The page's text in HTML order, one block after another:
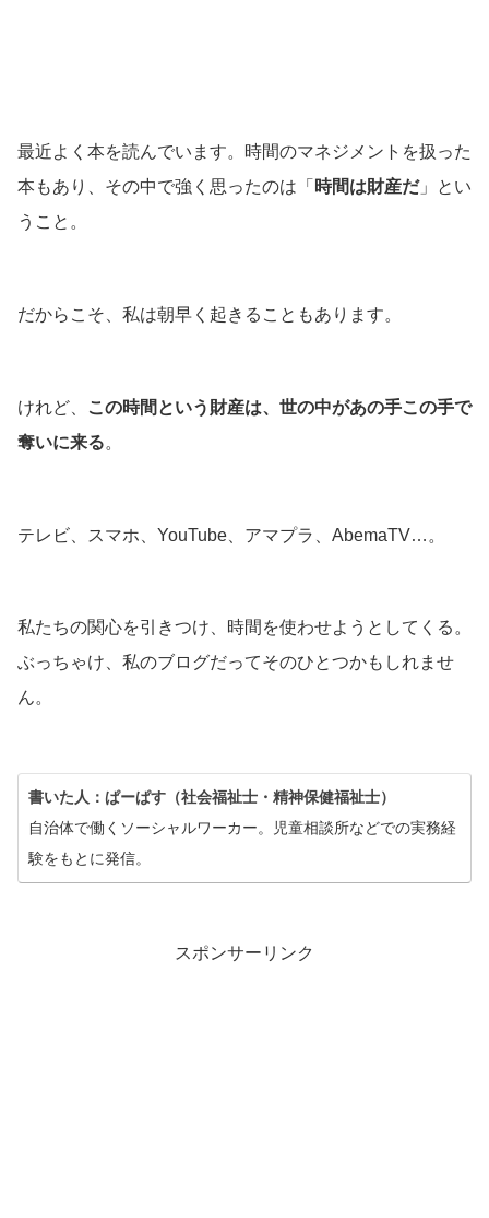
最近よく本を読んでいます。時間のマネジメントを扱った
本もあり、その中で強く思ったのは「 時間は財産だ」とい
うこと。
だからこそ、私は朝早く起きることもあります。
けれど、
この時間という財産は、世の中があの手この手で
奪いに来る。
テレビ、スマホ、YouTube、アマプラ、AbemaTV…。
私たちの関心を引きつけ、時間を使わせようとしてくる。
ぶっちゃけ、私のブログだってそのひとつかもしれませ
ん。
書いた人：ぱーぱす（社会福祉士・精神保健福祉士）
自治体で働くソーシャルワーカー。児童相談所などでの実務経
験をもとに発信。
スポンサーリンク